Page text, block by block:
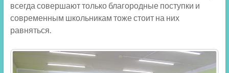
всегда совершают только благородные поступки и
современным школьникам тоже стоит на них
равняться.